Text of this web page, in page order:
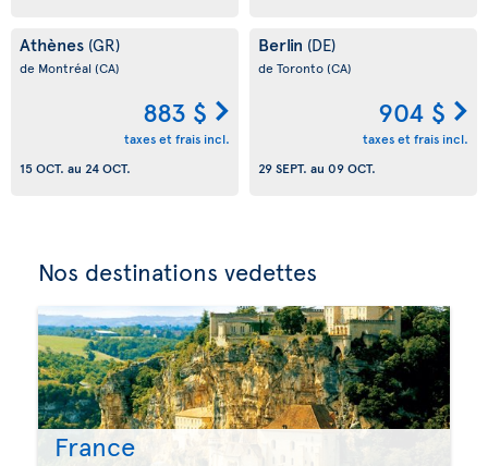
Athènes (GR)
de Montréal (CA)
883 $
taxes et frais incl.
15 OCT. au 24 OCT.
Berlin (DE)
de Toronto(CA)
904 $
taxes et frais incl.
29 SEPT. au 09 OCT.
Nos destinations vedettes
France